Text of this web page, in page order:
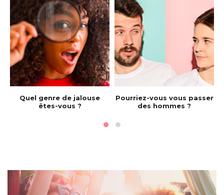
Quel genre de jalouse
êtes-vous ?
Pourriez-vous vous passer
des hommes ?